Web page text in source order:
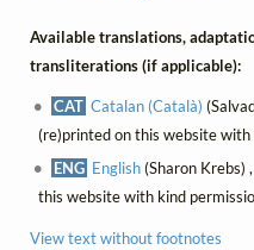
Available translations,
transliterations (if applicable):
CAT Catalan (Català)
(re)printed on this website with
ENG English(Sharon Krebs)
this website with kind
View text without footnotes